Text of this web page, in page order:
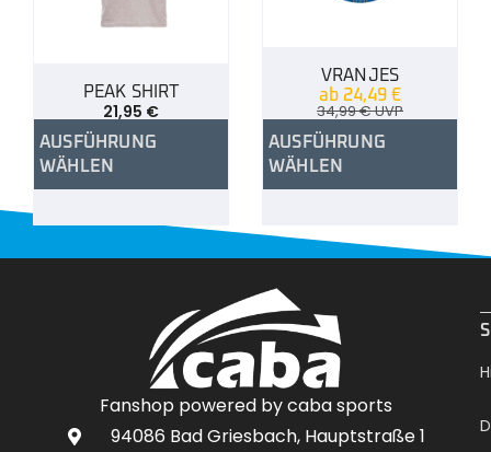
PEAK SHIRT
21,95 €
AUSFÜHRUNG
WÄHLEN
VRANJES
ab 24,49 €
34,99€UVP
AUSFÜHRUNG
WÄHLEN
Fanshop powered by caba sports
94086 Bad Griesbach, Hauptstraße 1